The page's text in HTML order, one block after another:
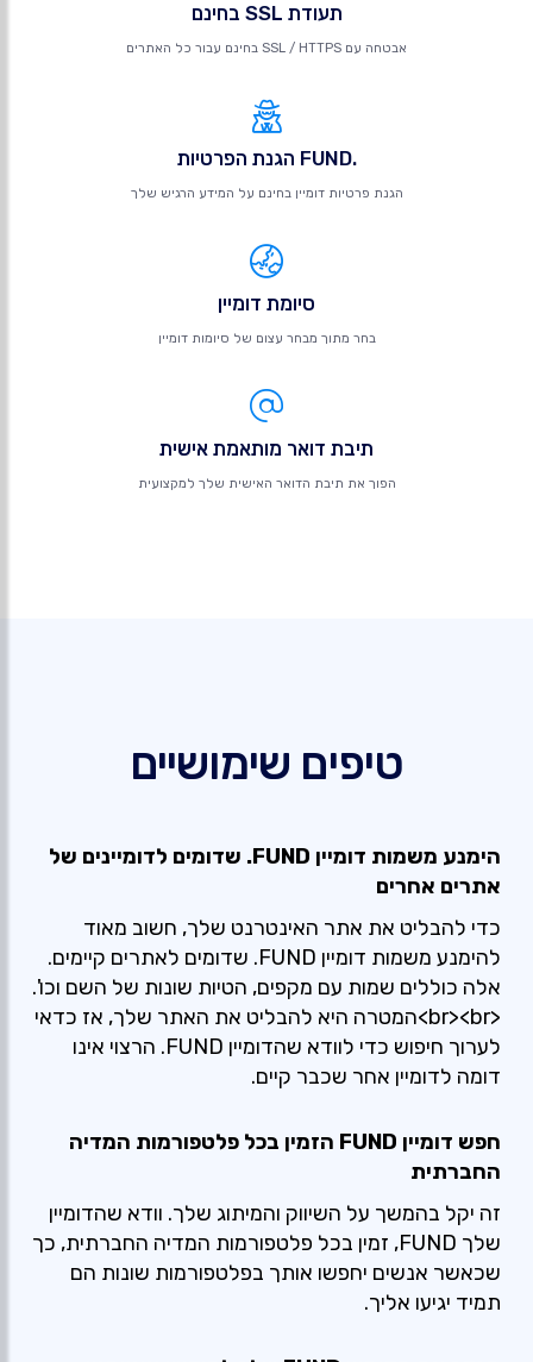
תעודת SSL בחינם
אבטחה עם SSL / HTTPS בחינם עבור כל האתרים
.FUND הגנת הפרטיות
הגנת פרטיות דומיין בחינם על המידע הרגיש שלך
סיומת דומיין
בחר מתוך מבחר עצום של סיומות דומיין
תיבת דואר מותאמת אישית
הפוך את תיבת הדואר האישית שלך למקצועית
טיפים שימושיים
הימנע משמות דומיין FUND. שדומים לדומיינים של
אתרים אחרים
כדי להבליט את אתר האינטרנט שלך, חשוב מאוד
להימנע משמות דומיין FUND. שדומים לאתרים קיימים.
אלה כוללים שמות עם מקפים, הטיות שונות של השם וכו'.
<br><br>המטרה היא להבליט את האתר שלך, אז כדאי
לערוך חיפוש כדי לוודא שהדומיין FUND. הרצוי אינו
דומה לדומיין אחר שכבר קיים.
חפש דומיין FUND הזמין בכל פלטפורמות המדיה
החברתית
זה יקל בהמשך על השיווק והמיתוג שלך. וודא שהדומיין
שלך FUND, זמין בכל פלטפורמות המדיה החברתית, כך
שכאשר אנשים יחפשו אותך בפלטפורמות שונות הם
תמיד יגיעו אליך.